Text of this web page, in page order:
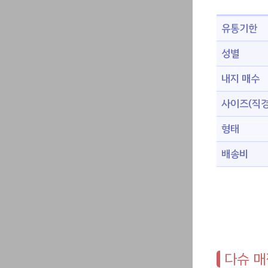
유통기한
성별
내지 매수
사이즈(직
형태
배송비
다슈